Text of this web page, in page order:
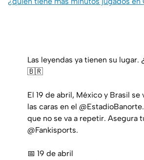
Las leyendas ya tienen su
🇧🇷
El 19 de abril, México y Brasil se
las caras en el @EstadioBanorte
que no se va a repetir. Asegura
@Fankisports.
📅 19 de abril